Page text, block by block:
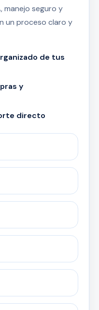
manejo seguro y
un proceso claro y
de tus
y
directo